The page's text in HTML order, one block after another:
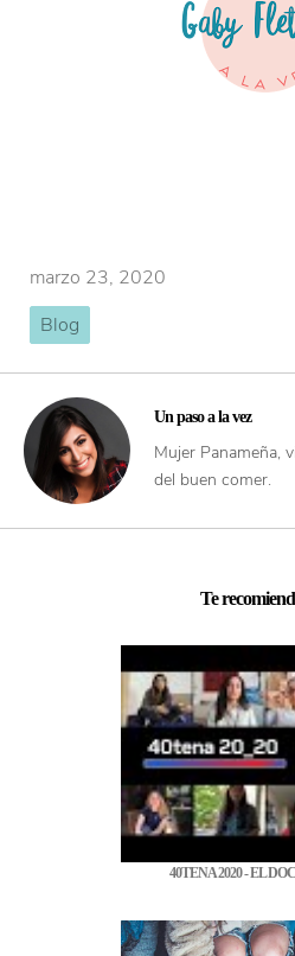
marzo 23, 2020
Blog
Un paso a la vez
Mujer Panameña,
del buen comer.
Te
40TENA 2020 - EL